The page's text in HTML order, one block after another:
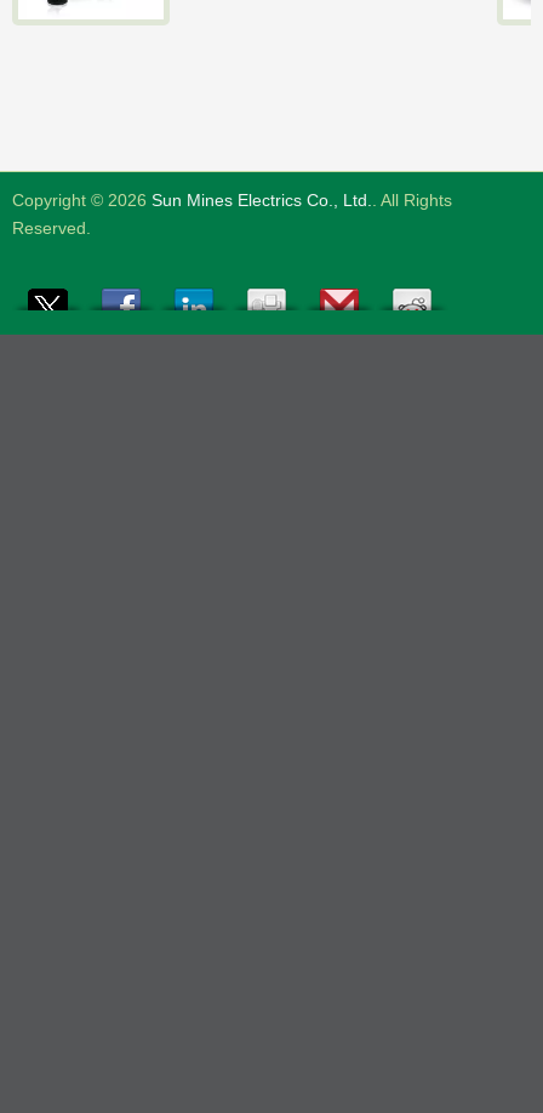
Copyright © 2026 Sun Mines Electrics Co., Ltd.. All Rights
Reserved.